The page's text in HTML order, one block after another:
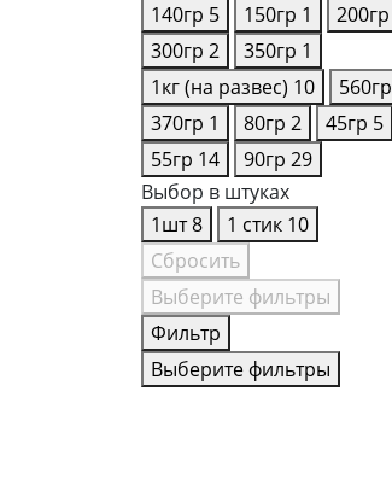
140гр 5 150гр 1 200гр
300гр 2 350гр 1
1кг (на развес) 10 560гр
370гр 1 80гр 2 45гр 5
55гр 14 90гр 29
Выбор в штуках
1шт8 1 стик 10
Сбросить
Выберите фильтры
Фильтр
Выберите фильтры